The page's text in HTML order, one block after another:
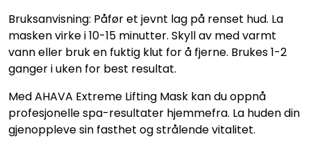
Bruksanvisning: Påfør et jevnt lag på renset hud. La
masken virke i 10-15 minutter. Skyll av med varmt
vann eller bruk en fuktig klut for å fjerne. Brukes 1-2
ganger i uken for best resultat.
Med AHAVA Extreme Lifting Mask kan du oppnå
profesjonelle spa-resultater hjemmefra. La huden din
gjenoppleve sin fasthet og strålende vitalitet.